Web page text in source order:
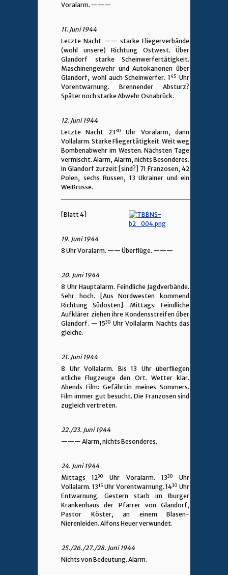
Voralarm. ———
11. Juni 1944
Letzte Nacht —— starke Fliegerverbände
(wohl unsere) Richtung Ostwest. Über
Glandorf starke Scheinwerfertätigkeit.
Maschinengewehr und Autokanonen über
Glandorf, wohl auch Scheinwerfer. 145 Uhr
Vorentwarnung. Brennender Absturz?
Später noch starke Abwehr Osnabrück.
12. Juni 1944
Letzte Nacht 2330
Uhr Voralarm, dann
Vollalarm. Starke Fliegertätigkeit. Weit weg
Bombenabwehr im Westen. Nächsten Tage
vermischt. Alarm, Alarm, nichts Besonderes.
In Glandorf zurzeit [sind?] 71 Franzosen, 42
Polen, sechs Russen, 13 Ukrainer und ein
Weißrusse.
[Blatt 4]
19. Juni 1944
8 Uhr Voralarm. —— Überflüge. ———
20. Juni 1944
8 Uhr Hauptalarm. Feindliche Jagdverbände.
Sehr hoch. [Aus Nordwesten kommend
Richtung Südosten]. Mittags: Feindliche
Aufklärer ziehen ihre Kondensstreifen über
Glandorf. — 1530 Uhr Vollalarm. Nachts das
gleiche.
21. Juni 1944
8 Uhr Vollalarm. Bis 13 Uhr überfliegen
etliche Flugzeuge den Ort. Wetter klar.
Abends Film: Gefährtin meines Sommers.
Film immer gut besucht. Die Franzosen sind
zugleich vertreten.
22./23. Juni 1944
——— Alarm, nichts Besonderes.
24. Juni 1944
Mittags 1230 Uhr Voralarm. 1330
Uhr
Vollalarm. 1315 Uhr Vorentwarnung. 1430 Uhr
Entwarnung. Gestern starb im Iburger
Krankenhaus der Pfarrer von Glandorf,
Pastor Köster, an einem Blasen-
Nierenleiden. Alfons Heuer verwundet.
25./26./27./28. Juni 1944
Nichts von Bedeutung. Alarm.